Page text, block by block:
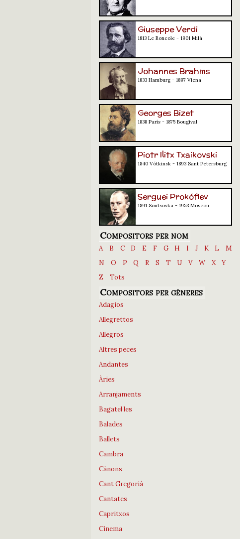
Giuseppe Verdi
1813 Le Roncole - 1901 Milà
Johannes Brahms
1833 Hamburg - 1897 Viena
Georges Bizet
1838 París - 1875 Bougival
Piotr Ilitx Txaikovski
1840 Vótkinsk - 1893 Sant Petersburg
Serguei Prokófiev
1891 Sontsovka - 1953 Moscou
Compositors per nom
A B C D E F G H I J K L
M
N
O P Q R S T U V W X
Y
Z
Tots
Compositors per gèneres
Adagios
Allegrettos
Allegros
Altres peces
Andantes
Àries
Arranjaments
Bagatel·les
Balades
Ballets
Cambra
Cànons
Cant Gregorià
Cantates
Capritxos
Cinema